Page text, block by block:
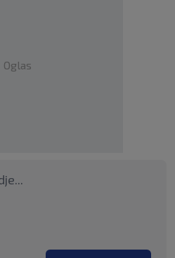
Oglas